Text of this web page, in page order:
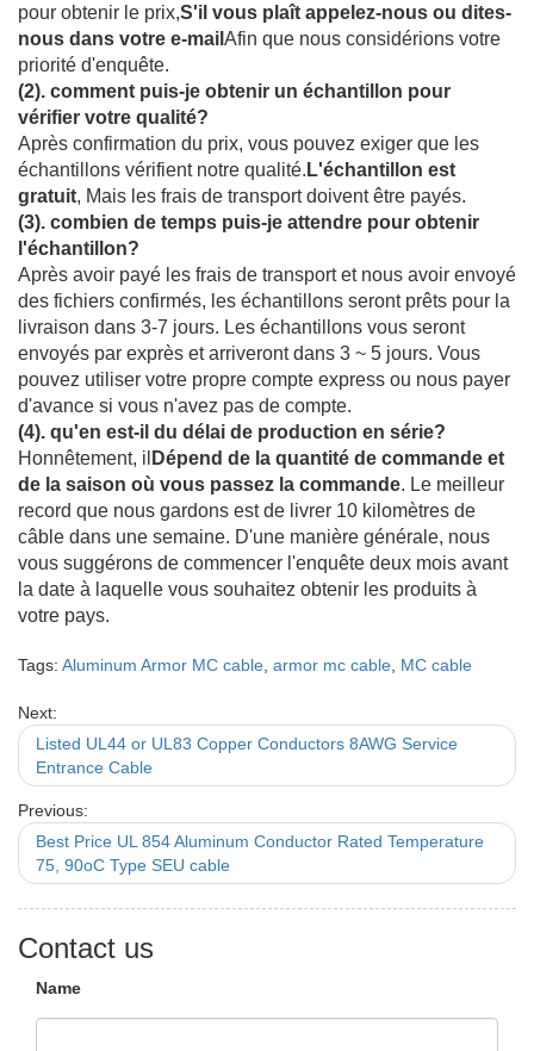
pour obtenir le prix,S'il vous plaît appelez-nous ou dites-
nous dans votre e-mail Afin que nous considérions votre
priorité d'enquête.
(2). comment puis-je obtenir un échantillon pour
vérifier votre qualité?
Après confirmation du prix, vous pouvez exiger que les
échantillons vérifient notre qualité. L'échantillon est
gratuit, Mais les frais de transport doivent être payés.
(3). combien de temps puis-je attendre pour obtenir
l'échantillon?
Après avoir payé les frais de transport et nous avoir envoyé
des fichiers confirmés, les échantillons seront prêts pour la
livraison dans 3-7 jours. Les échantillons vous seront
envoyés par exprès et arriveront dans 3 ~ 5 jours. Vous
pouvez utiliser votre propre compte express ou nous payer
d'avance si vous n'avez pas de compte.
(4). qu'en est-il du délai de production en série?
Honnêtement, il Dépend de la quantité de commande et
de la saison où vous passez la commande. Le meilleur
record que nous gardons est de livrer 10 kilomètres de
câble dans une semaine. D'une manière générale, nous
vous suggérons de commencer l'enquête deux mois avant
la date à laquelle vous souhaitez obtenir les produits à
votre pays.
Tags: Aluminum Armor MC cable armor mc cable MC cable
Next:
Listed UL44 or UL83 Copper Conductors 8AWG Service
Entrance Cable
Previous:
Best Price UL 854 Aluminum Conductor Rated Temperature
75, 90oC Type SEU cable
Contact us
Name